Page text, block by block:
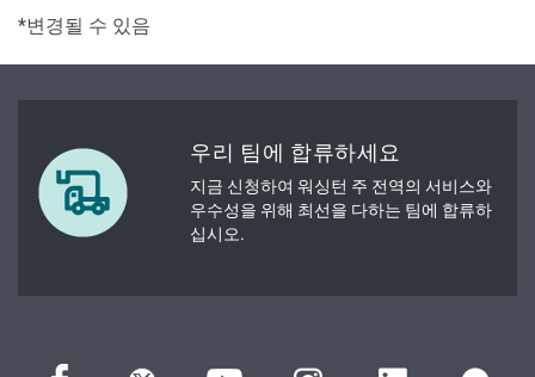
*변경될 수 있음
우리 팀에 합류하세요
지금 신청하여 워싱턴 주 전역의 서비스와
우수성을 위해 최선을 다하는 팀에 합류하
십시오.